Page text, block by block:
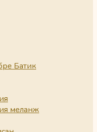
Батик
меланж